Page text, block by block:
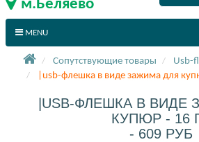
Сопутствующие товары
Usb-
|usb-флешка в виде зажима для
|USB-ФЛЕШКА В ВИДЕ
КУПЮР - 16
- 609 РУБ
м.Беляево
MENU